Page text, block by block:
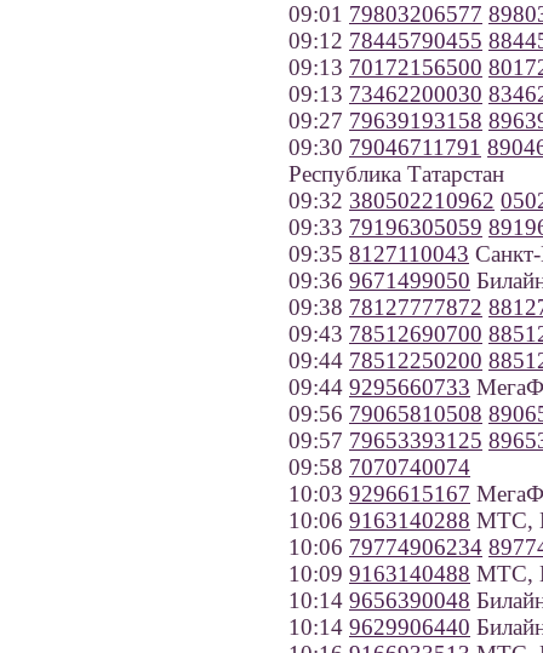
09:01 79803206577
09:12 78445790455
09:13 70172156500
09:13 73462200030
09:27 79639193158
09:30 79046711791
Республика Татарстан
09:32 380502210962
09:33 79196305059
09:35 8127110043
09:36 9671499050
09:38 78127777872
09:43 78512690700
09:44 78512250200
09:44 9295660733
09:56 79065810508
09:57 79653393125
09:58 7070740074
10:03 9296615167
10:06 9163140288 МТС,
10:06 79774906234
10:09 9163140488 МТС,
10:14 9656390048
10:14 9629906440